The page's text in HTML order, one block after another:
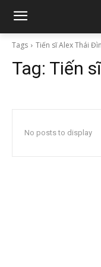
Tags Tiến sĩ Alex Thái
Tag: Tiến
No posts to display